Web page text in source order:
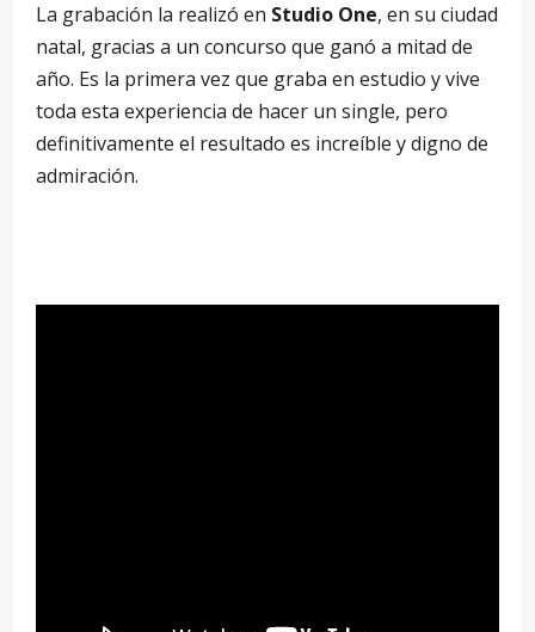
La grabación la realizó en Studio One, en su ciudad
natal, gracias a un concurso que ganó a mitad de
año. Es la primera vez que graba en estudio y vive
toda esta experiencia de hacer un single, pero
definitivamente el resultado es increíble y digno de
admiración.